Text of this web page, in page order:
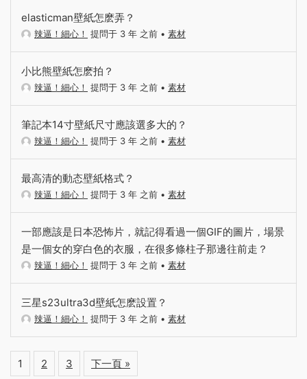
elasticman壁紙怎麽弄？
辣逼！細心！ 提問于 3 年 之前 • 素材
小比熊壁紙怎麽拍？
辣逼！細心！ 提問于 3 年 之前 • 素材
筆記本14寸壁紙尺寸應該選多大的？
辣逼！細心！ 提問于 3 年 之前 • 素材
最高清的動态壁紙格式？
辣逼！細心！ 提問于 3 年 之前 • 素材
一部應該是日本恐怖片，就記得看過一個GIF的圖片，場景
是一個女的穿白色的衣服，在很多條柱子那邊往前走？
辣逼！細心！ 提問于 3 年 之前 • 素材
三星s23ultra3d壁紙怎麽設置？
辣逼！細心！ 提問于 3 年 之前 • 素材
1 2 3 下一頁 »